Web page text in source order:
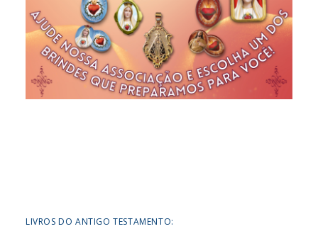
LIVROS DO ANTIGO TESTAMENTO: